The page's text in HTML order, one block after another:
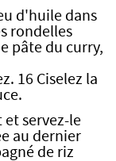
d'huile dans
rondelles
pâte du curry,
16 Ciselez la
et servez-le
au dernier
de riz